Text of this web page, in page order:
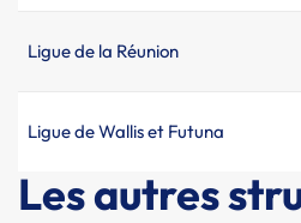
Ligue de la Réunion
Ligue de Wallis et Futuna
Les autres